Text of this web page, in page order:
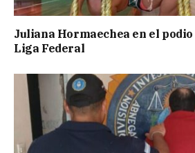
Juliana Hormaechea en el
Liga Federal